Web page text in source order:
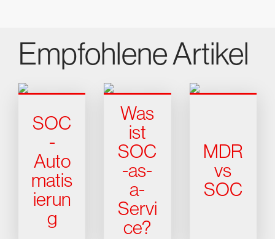
Empfohlene Artikel
SOC
-
Auto
matis
ierun
g
Was
ist
SOC
-as-
a-
Servi
ce?
MDR
vs
SOC